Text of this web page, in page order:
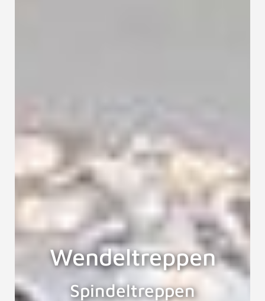
Wendeltreppen
Spindeltreppen